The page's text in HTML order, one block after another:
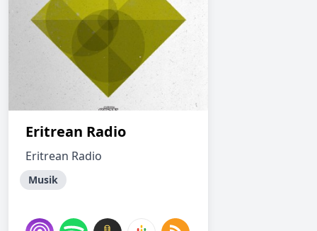
Eritrean Radio
Eritrean Radio
Musik